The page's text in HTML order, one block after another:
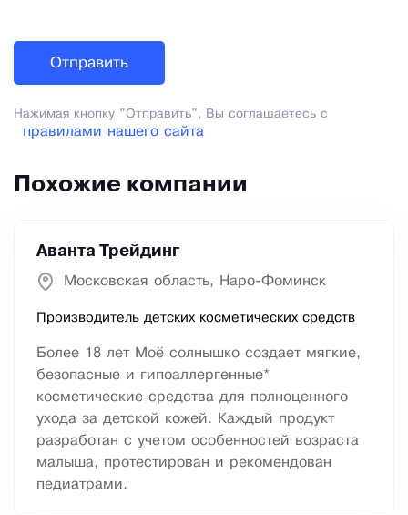
Нажимая кнопку "Отправить", Вы соглашаетесь с
правилами нашего сайта
Похожие компании
Аванта Трейдинг
Московская область, Наро-Фоминск
Производитель детских косметических средств
Более 18 лет Моё солнышко создает мягкие,
безопасные и гипоаллергенные*
косметические средства для полноценного
ухода за детской кожей. Каждый продукт
разработан с учетом особенностей возраста
малыша, протестирован и рекомендован
педиатрами.